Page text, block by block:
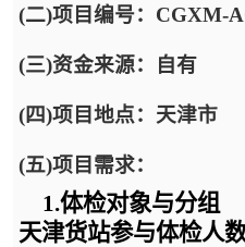
(二)项目编号：CGXM-
(三)资金来源：自有
(四)项目地点：天津市
(五)项目需求：
1.体检对象与分组
天津货站参与体检人